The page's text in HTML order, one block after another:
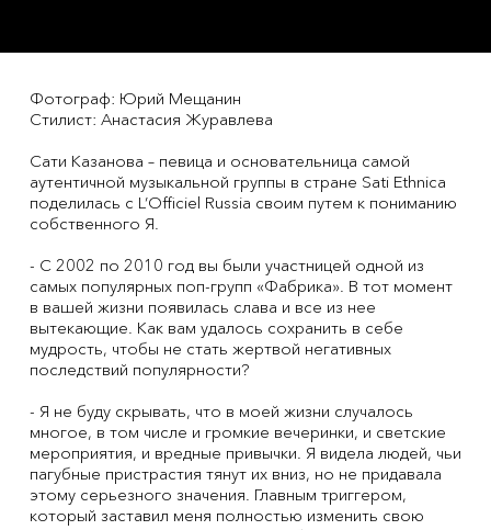
Фотограф: Юрий Мещанин
Стилист: Анастасия Журавлева
Сати Казанова – певица и основательница самой
аутентичной музыкальной группы в стране Sati Ethnica
поделилась с L’Officiel Russia своим путем к пониманию
собственного Я.
- С 2002 по 2010 год вы были участницей одной из
самых популярных поп-групп «Фабрика». В тот момент
в вашей жизни появилась слава и все из нее
вытекающие. Как вам удалось сохранить в себе
мудрость, чтобы не стать жертвой негативных
последствий популярности?
- Я не буду скрывать, что в моей жизни случалось
многое, в том числе и громкие вечеринки, и светские
мероприятия, и вредные привычки. Я видела людей, чьи
пагубные пристрастия тянут их вниз, но не придавала
этому серьезного значения. Главным триггером,
который заставил меня полностью изменить свою